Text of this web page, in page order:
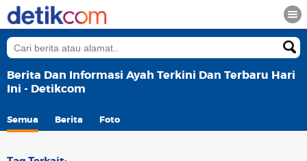
Berita Dan Informasi Ayah Terkini Dan Terbaru Hari
Ini - Detikcom
Semua Berita Foto